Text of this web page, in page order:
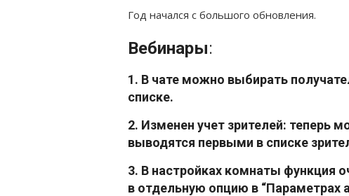
Год начался с большого обновления.
Вебинары:
1. В чате можно выбирать
списке.
2. Изменен учет зрителей: теперь
выводятся первыми в списке
3. В настройках комнаты функция
в отдельную опцию в “Параметрах